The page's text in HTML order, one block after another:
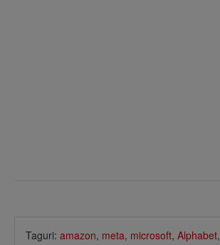
Taguri: amazon, meta, microsoft, Alphabet,